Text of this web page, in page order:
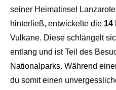
seiner Heimatinsel
hinterließ, entwickelte die 14
Vulkane. Diese schlängelt
entlang und ist Teil des
Nationalparks. Während
du somit einen